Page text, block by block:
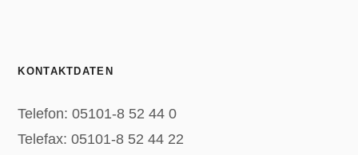
KONTAKTDATEN
Telefon: 05101-8 52 44 0
Telefax: 05101-8 52 44 22